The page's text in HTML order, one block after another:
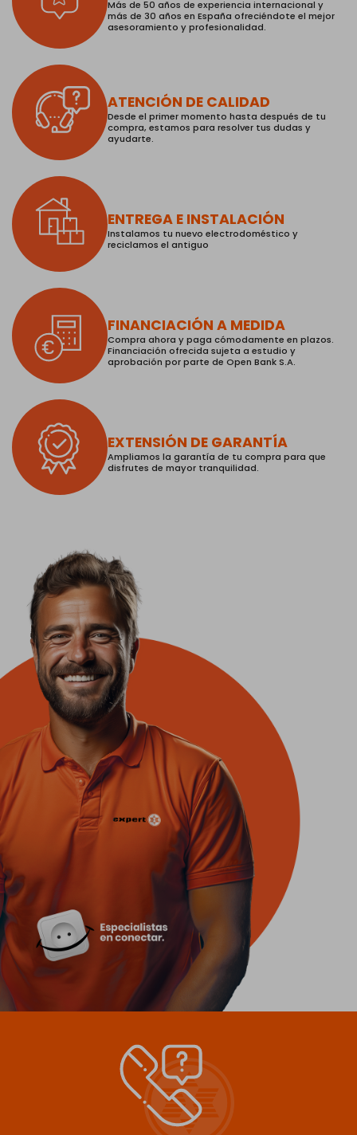
Más de 50 años de experiencia internacional y
más de 30 años en España ofreciéndote el mejor
asesoramiento y profesionalidad.
ATENCIÓN DE CALIDAD
Desde el primer momento hasta después de tu
compra, estamos para resolver tus dudas y
ayudarte.
ENTREGA E INSTALACIÓN
Instalamos tu nuevo electrodoméstico y
reciclamos el antiguo
FINANCIACIÓN A MEDIDA
Compra ahora y paga cómodamente en plazos.
Financiación ofrecida sujeta a estudio y
aprobación por parte de Open Bank S.A.
EXTENSIÓN DE GARANTÍA
Ampliamos la garantía de tu compra para que
disfrutes de mayor tranquilidad.